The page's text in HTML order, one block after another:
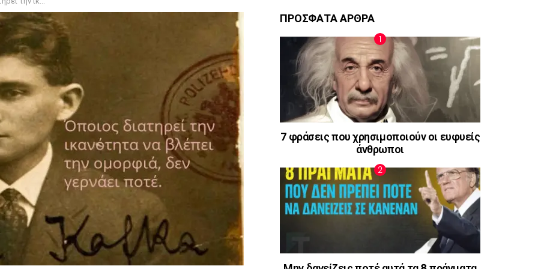
ΠΡΟΣΦΑΤΑ ΑΡΘΡΑ
7 φράσεις που χρησιμοποιούν οι ευφυείς
άνθρωποι